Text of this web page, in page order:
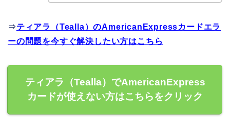
⇒ティアラ（Tealla）のAmericanExpressカードエラ
ーの問題を今すぐ解決したい方はこちら
ティアラ（Tealla）でAmericanExpress
カードが使えない方はこちらをクリック